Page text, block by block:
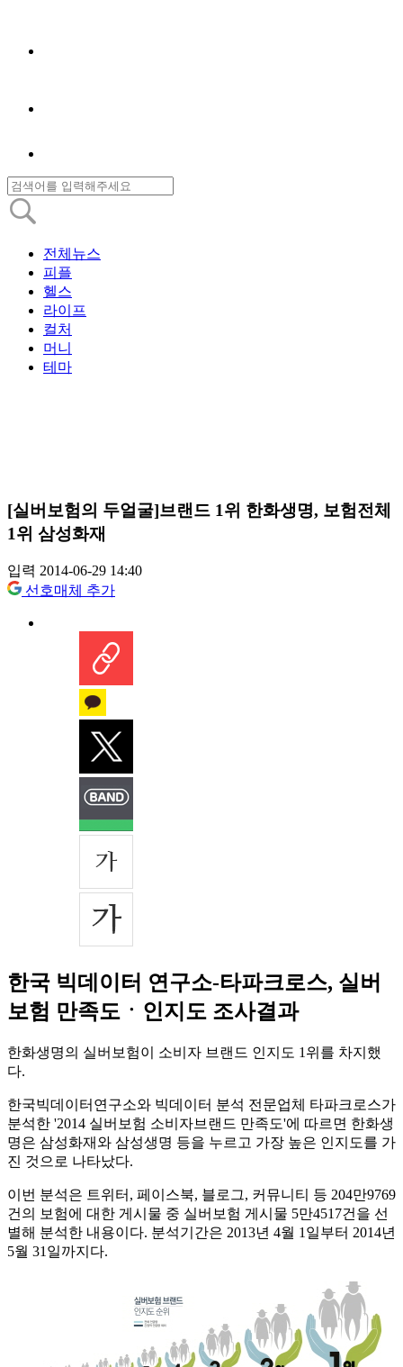
전체뉴스
피플
헬스
라이프
컬처
머니
테마
[실버보험의 두얼굴]브랜드 1위 한화생명, 보험전체
1위 삼성화재
입력 2014-06-29 14:40
선호매체 추가
한국 빅데이터 연구소-타파크로스, 실버
보험 만족도ㆍ인지도 조사결과
한화생명의 실버보험이 소비자 브랜드 인지도 1위를 차지했
다.
한국빅데이터연구소와 빅데이터 분석 전문업체 타파크로스가
분석한 '2014 실버보험 소비자브랜드 만족도'에 따르면 한화생
명은 삼성화재와 삼성생명 등을 누르고 가장 높은 인지도를 가
진 것으로 나타났다.
이번 분석은 트위터, 페이스북, 블로그, 커뮤니티 등 204만9769
건의 보험에 대한 게시물 중 실버보험 게시물 5만4517건을 선
별해 분석한 내용이다. 분석기간은 2013년 4월 1일부터 2014년
5월 31일까지다.